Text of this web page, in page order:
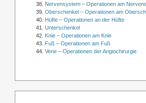
Nervensystem – Operationen am
Oberschenkel – Operationen am
Hüfte – Operationen an der Hüfte
Unterschenkel
Knie – Operationen am Knie
Fuß – Operationen am Fuß
Vene – Operationen der Angiochirurgie